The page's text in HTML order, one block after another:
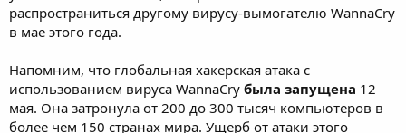
распространиться другому вирусу-вымогателю WannaCry
в мае этого года.
Напомним, что глобальная хакерская атака с
использованием вируса WannaCry была запущена 12
мая. Она затронула от 200 до 300 тысяч компьютеров в
более чем 150 странах мира. Ущерб от атаки этого